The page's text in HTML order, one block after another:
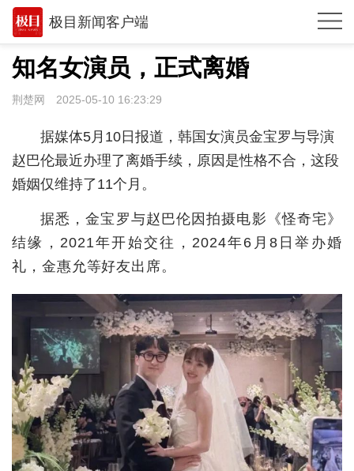
极目新闻客户端
推荐
观点
湖北
武汉
世相
环球
极客圈
经济
城建
科教
健康
知名女演员，正式离婚
荆楚网 2025-05-10 16:23:29
据媒体5月10日报道，韩国女演员金宝罗与导演
赵巴伦最近办理了离婚手续，原因是性格不合，这段
婚姻仅维持了11个月。
据悉，金宝罗与赵巴伦因拍摄电影《怪奇宅》
结缘， 2021年开始交往， 2024年6月8日举办婚
礼 ， 金惠允等好友出 席。